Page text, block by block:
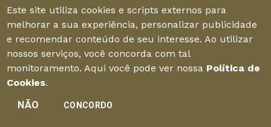
Unieducar Inteligência Educacional Ltda
CNPJ: 05.569.970/0001-26
Av. Desembargador Moreira, No. 2001 – 11º andar - Bairro
Aldeota
Fortaleza – Ceará - Brasil - CEP 60170-001
Enviar manuscrito
Este site utiliza cookies e scripts externos para
melhorar a sua experiência, personalizar publicidade
e recomendar conteúdo de seu interesse. Ao utilizar
nossos serviços, você concorda com tal
monitoramento. Aqui você pode ver nossa Política de
Cookies.
NÃO
CONCORDO